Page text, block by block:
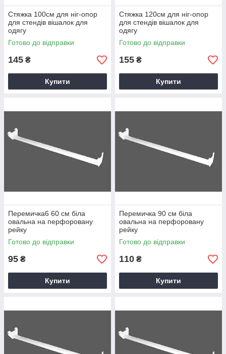
Стяжка 100см для ніг-опор
для стендів вішалок для
одягу
Готово до відправки
145 ₴
Купити
Стяжка 120см для ніг-опор
для стендів вішалок для
одягу
Готово до відправки
155 ₴
Купити
Перемичка6 60 см біла
овальна на перфоровану
рейку
Готово до відправки
95 ₴
Купити
Перемичка 90 см біла
овальна на перфоровану
рейку
Готово до відправки
110 ₴
Купити